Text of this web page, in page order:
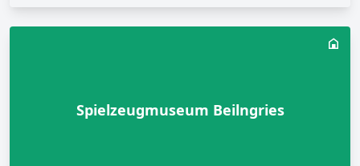
Spielzeugmuseum Beilngries